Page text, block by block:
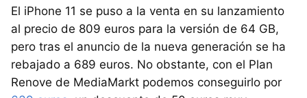
El iPhone 11 se puso a la venta en su lanzamiento
al precio de 809 euros para la versión de 64 GB,
pero tras el anuncio de la nueva generación se ha
rebajado a 689 euros. No obstante, con el Plan
Renove de MediaMarkt podemos conseguirlo por